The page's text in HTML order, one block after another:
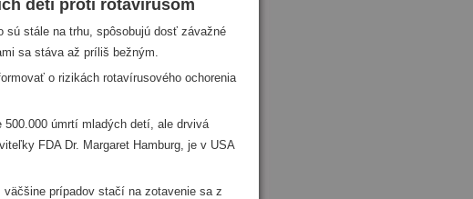
detí proti rotavírusom
stále na trhu, spôsobujú dosť závažné
sa stáva až príliš bežným.
o rizikách rotavírusového ochorenia
úmrtí mladých detí, ale drvivá
FDA Dr. Margaret Hamburg, je v USA
prípadov stačí na zotavenie sa z